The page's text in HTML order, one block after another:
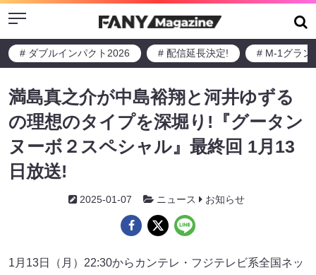
Menu
# ダブルインパクト2026 # 配信延長決定! # M-1グラン
満島真之介が中島裕翔と河井ゆずる
の理想のタイプを深堀り!『グータン
ヌーボ２スペシャル』最終回 1月13
日放送!
2025-01-07 ニュース お知らせ
1月13日（月）22:30からカンテレ・フジテレビ系全国ネッ